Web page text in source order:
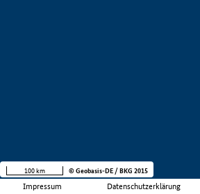
Impressum Datenschutzerklärung
100 km © Geobasis-DE / BKG 2015